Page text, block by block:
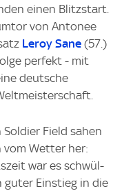
einen Blitzstart.
von Antonee
Leroy Sane (57.)
perfekt - mit
deutsche
Field sahen
Wetter her:
war es schwül-
guter Einstieg in die